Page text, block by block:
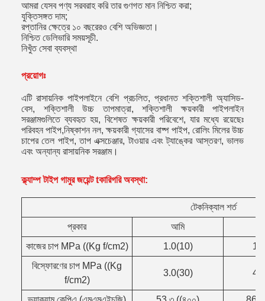
আমরা যেসব পণ্য সরবরাহ করি তার গুণগত মান নিশ্চিত করা;
যুক্তিসঙ্গত দাম;
রপ্তানির ক্ষেত্রে ১০ বছরেরও বেশি অভিজ্ঞতা।
নিশ্চিত ডেলিভারি সময়সূচী.
নিখুঁত সেবা ব্যবস্থা
প্রয়োগঃ
এটি রাসায়নিক পাইপলাইনে বেশি প্রচলিত, প্রধানত শক্তিশালী অ্যাসিড-
বেস, শক্তিশালী উচ্চ তাপমাত্রা, শক্তিশালী ক্ষয়কারী পাইপলাইন
সরঞ্জামগুলিতে ব্যবহৃত হয়, বিশেষত ক্ষয়কারী পরিবেশে, যার মধ্যে রয়েছেঃ
পরিবহন পাইপ,নিষ্কাশন নল, ক্ষয়কারী গ্যাসের বাষ্প পাইপ, রোলিং মিলের উচ্চ
চাপের তেল পাইপ, তাপ এক্সচেঞ্জার, টাওয়ার এবং ট্যাঙ্কের আস্তরণ, ভালভ
এবং অন্যান্য রাসায়নিক সরঞ্জাম।
ক্ল্যাম্প টাইপ গামুর জয়েন্ট tকারিগরি অবস্থা:
টেকনিক্যাল শর্ত
প্রকার
আমি
কাজের চাপ MPa ((Kg f/cm2)
1.0(10)
বিস্ফোরণের চাপ MPa ((Kg
f/cm2)
3.0(30)